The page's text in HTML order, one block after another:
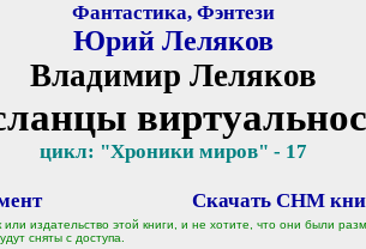
Фантастика, Фэнтези
Юрий Леляков
Владимир Леляков
цикл: "Хроники миров" - 17
Скачать CHM
издательство этой книги, и не хотите, что они были
сняты с доступа.